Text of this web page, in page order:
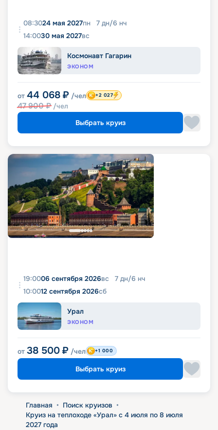
08:3024 мая 2027пн 7 дн/6 нч
14:0030 мая 2027вс
Космонавт Гагарин
ЭКОНОМ
от 44 068 ₽ /чел
47 900₽ /чел
+2 027
Выбрать круиз
19:0006 сентября 2026вс 7 дн/6 нч
10:0012 сентября 2026сб
Урал
ЭКОНОМ
от 38 500 ₽ /чел +1 000
Выбрать круиз
Главная • Поиск круизов •
Круиз на теплоходе «Урал» с 4 июля по 8 июля
2027 года